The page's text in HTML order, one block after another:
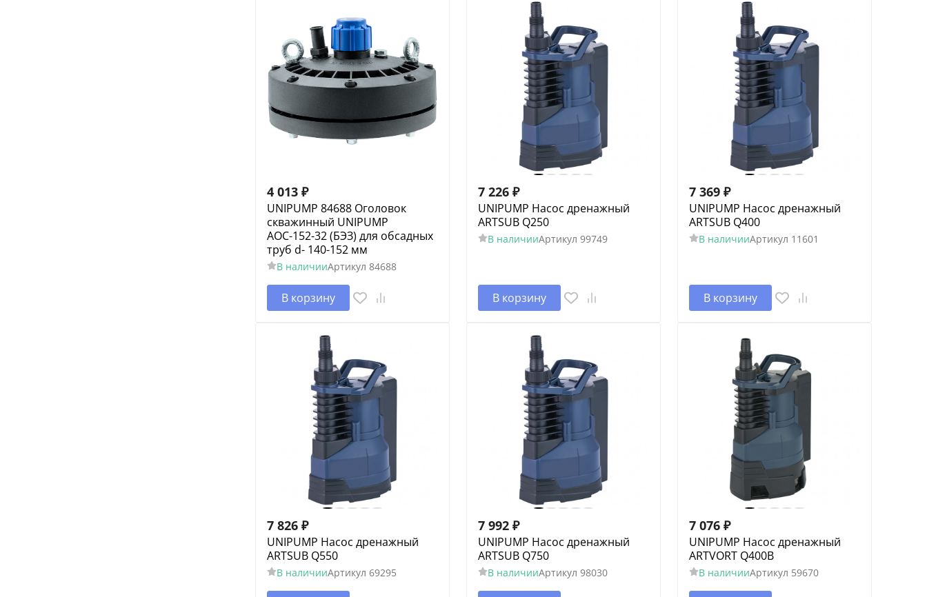
4 013 ₽
UNIPUMP 84688 Оголовок
скважинный UNIPUMP
АОС-152-32 (БЭЗ) для обсадных
труб d- 140-152 мм
В наличииАртикул 84688
В корзину
7 226 ₽
UNIPUMP Насос дренажный
ARTSUB Q250
В наличииАртикул 99749
В корзину
7 369 ₽
UNIPUMP Насос дренажный
ARTSUB Q400
В наличииАртикул 11601
В корзину
7 826 ₽
UNIPUMP Насос дренажный
ARTSUB Q550
В наличииАртикул 69295
7 992 ₽
UNIPUMP Насос дренажный
ARTSUB Q750
В наличииАртикул 98030
7 076 ₽
UNIPUMP Насос дренажный
ARTVORT Q400B
В наличииАртикул 59670